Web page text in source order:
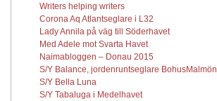
Writers helping writers
Corona Aq Atlantseglare i L32
Lady Annila på väg till Söderhavet
Med Adele mot Svarta Havet
Naimabloggen – Donau 2015
S/Y Balance, jordenruntseglare BohusMalmön
S/Y Bella Luna
S/Y Tabaluga i Medelhavet